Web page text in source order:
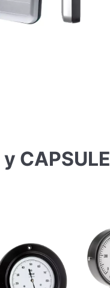
y CAPSULE